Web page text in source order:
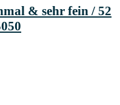
& sehr fein / 52